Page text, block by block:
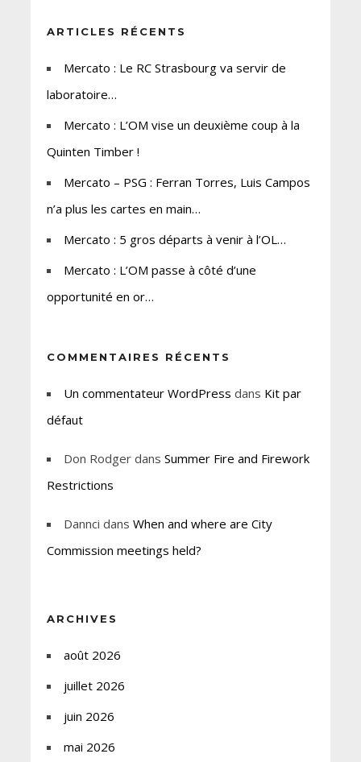
ARTICLES RÉCENTS
Mercato : Le RC Strasbourg va servir de
laboratoire…
Mercato : L’OM vise un deuxième coup à la
Quinten Timber !
Mercato – PSG : Ferran Torres, Luis Campos
n’a plus les cartes en main…
Mercato : 5 gros départs à venir à l’OL…
Mercato : L’OM passe à côté d’une
opportunité en or…
COMMENTAIRES RÉCENTS
Un commentateur WordPress dans Kit par
défaut
Don Rodgerdans Summer Fire and Firework
Restrictions
Dannci dans When and where are City
Commission meetings held?
ARCHIVES
août 2026
juillet 2026
juin 2026
mai 2026